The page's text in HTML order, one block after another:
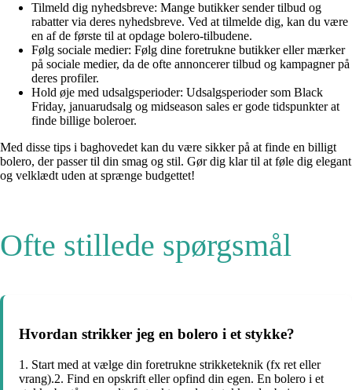
Tilmeld dig nyhedsbreve: Mange butikker sender tilbud og
rabatter via deres nyhedsbreve. Ved at tilmelde dig, kan du være
en af de første til at opdage bolero-tilbudene.
Følg sociale medier: Følg dine foretrukne butikker eller mærker
på sociale medier, da de ofte annoncerer tilbud og kampagner på
deres profiler.
Hold øje med udsalgsperioder: Udsalgsperioder som Black
Friday, januarudsalg og midseason sales er gode tidspunkter at
finde billige boleroer.
Med disse tips i baghovedet kan du være sikker på at finde en billigt
bolero, der passer til din smag og stil. Gør dig klar til at føle dig elegant
og velklædt uden at sprænge budgettet!
Ofte stillede spørgsmål
Hvordan strikker jeg en bolero i et stykke?
1. Start med at vælge din foretrukne strikketeknik (fx ret eller
vrang).2. Find en opskrift eller opfind din egen. En bolero i et